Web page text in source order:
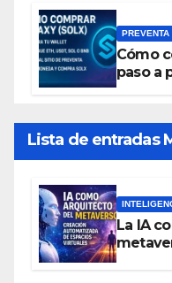
PREVENTA
Cómo
paso a
Lista de entradas
La IA